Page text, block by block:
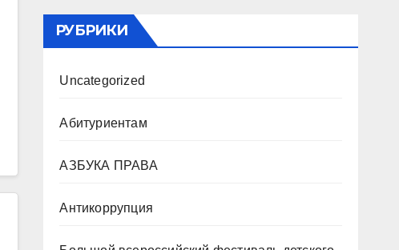
РУБРИКИ
Uncategorized
Абитуриентам
АЗБУКА ПРАВА
Антикоррупция